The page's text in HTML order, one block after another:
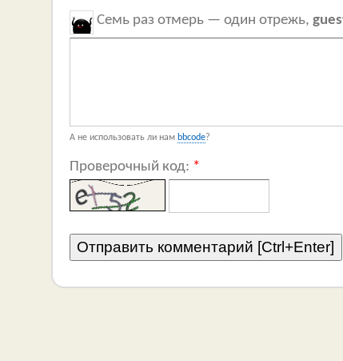
Семь раз отмерь — один отрежь,
А не использовать ли нам bbcode?
Проверочный код: *